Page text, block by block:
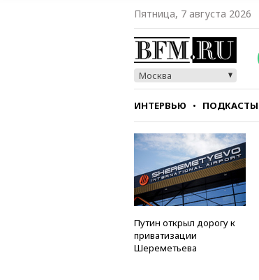
Пятница, 7 августа 2026
Москва
ИНТЕРВЬЮ ПОДКАСТЫ
СТИЛЬ ТЕСТЫ
Путин открыл дорогу к
приватизации
Шереметьева